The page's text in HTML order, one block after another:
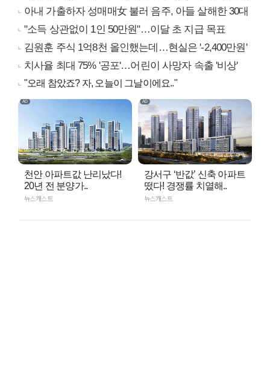
아내 가출하자 성매매女 불러 음주, 아들 살해한 30대
"소득 상관없이 1인 50만원"…이달 초 지급 목표
김원훈 주식 1억8천 올인했는데…현실은 '-2,400만원'
치사율 최대 75% '공포'…어린이 사망자 속출 '비상'
"오래 참았죠? 자, 오늘이 그날이에요.."
천안 아파트값 난리났다!
20년 전 분양가..
뉴스캐스트
강서구 ‘반값’ 신축 아파트
떴다! 경쟁률 치열해..
뉴스캐스트